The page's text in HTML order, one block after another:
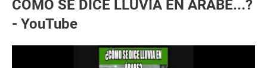
CÓMO SE DICE LLUVIA EN ÁRABE...?
- YouTube